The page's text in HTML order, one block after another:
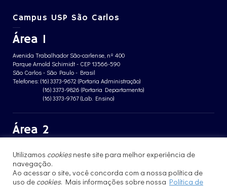
Campus USP São Carlos
Área 1
Avenida Trabalhador São-carlense, nº 400
Parque Arnold Schimidt - CEP 13566-590
São Carlos - São Paulo - Brasil
Telefones: (16) 3373-9672 (Portaria Administração)
(16) 3373-9826 (Portaria Departamento)
(16) 3373-9767 (Lab. Ensino)
Área 2
Jardim Santa Angelina - CEP 13563-120
São Carlos - São Paulo - Brasil
Telefone: (16) 3373-8068 (Portaria prédio CFBio)
(16) 3364-8070 (Portaria prédio poloTErRA)
Utilizamos cookiesneste site para melhor experiência de
navegação.
Ao acessar o site, você concorda com a nossa política de
uso de cookies. Mais informações sobre nossa Política de